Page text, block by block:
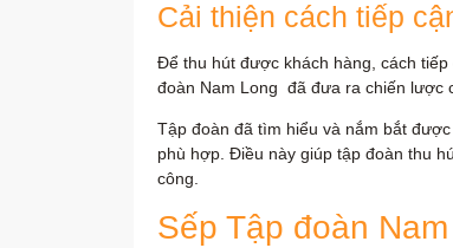
Cải thiện cách tiếp
Để thu hút được khách hàng, cách
đoàn Nam Long đã đưa ra chiến lược
Tập đoàn đã tìm hiểu và nắm bắt
phù hợp. Điều này giúp tập đoàn thu
công.
Sếp Tập đoàn